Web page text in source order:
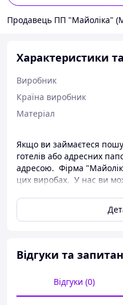
Продавець ПП "Майоліка"
Характеристики
Виробник
Країна виробник
Матеріал
Якщо ви займаєтеся
готелів або адресних
адресою. Фірма
цих виробах. У нас ви
оформленням.
У даній позиції ми
дизайном вашого
Так само одночасно з
віддрукувати середину
Відгуки та
Відгуки (0)